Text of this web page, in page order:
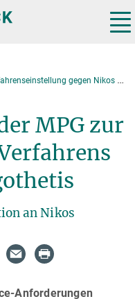
gegen Nikos Logothetis
MPG zur
an Nikos
Anforderungen